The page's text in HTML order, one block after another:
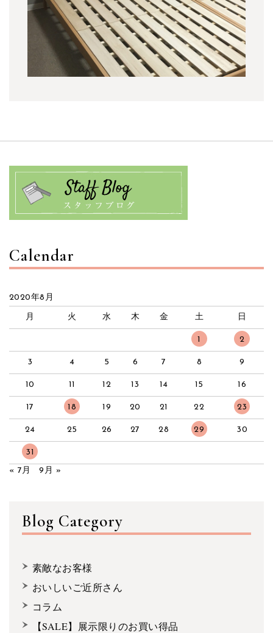
Calendar
2020年8月
月 火 水 木 金 土 日
1 2
3 4 5 6 7 8 9
10 11 12 13 14 15 16
17 18 19 20 21 22 23
24 25 26 27 28 29 30
31
« 7月
9月 »
Blog Category
素敵なお客様
おいしいご近所さん
コラム
【SALE】展示限りのお買い得品